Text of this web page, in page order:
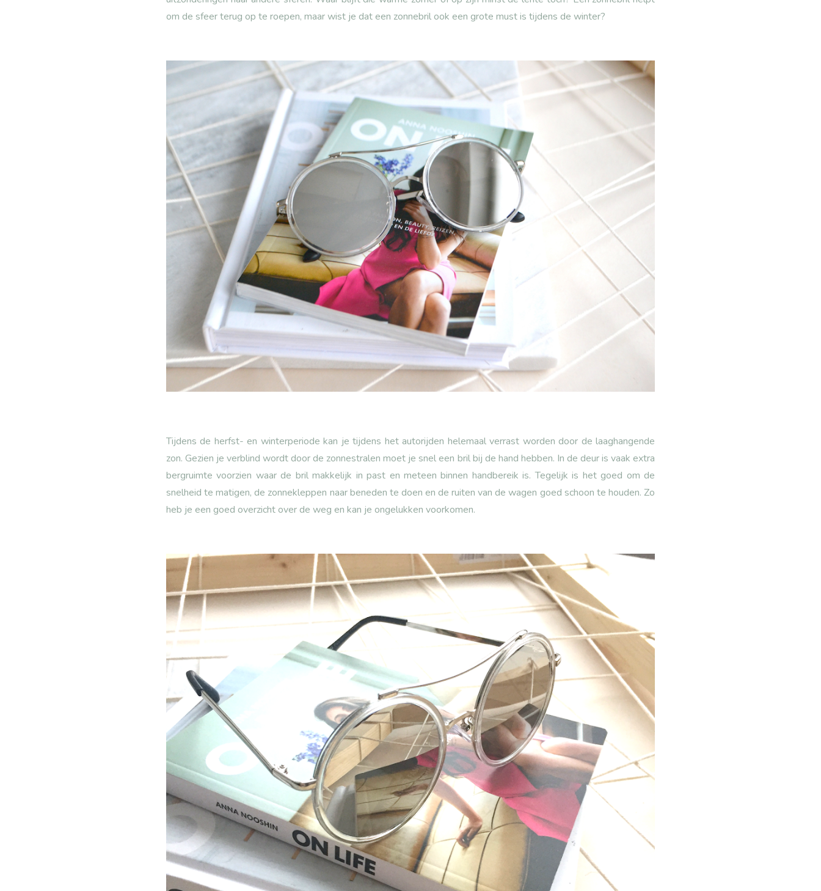
om de sfeer terug op te roepen, maar wist je dat een zonnebril ook een grote must is tijdens de winter?
Tijdens de herfst- en winterperiode kan je tijdens het autorijden helemaal verrast worden door de laaghangende
zon. Gezien je verblind wordt door de zonnestralen moet je snel een bril bij de hand hebben. In de deur is vaak extra
bergruimte voorzien waar de bril makkelijk in past en meteen binnen handbereik is. Tegelijk is het goed om de
snelheid te matigen, de zonnekleppen naar beneden te doen en de ruiten van de wagen goed schoon te houden. Zo
heb je een goed overzicht over de weg en kan je ongelukken voorkomen.